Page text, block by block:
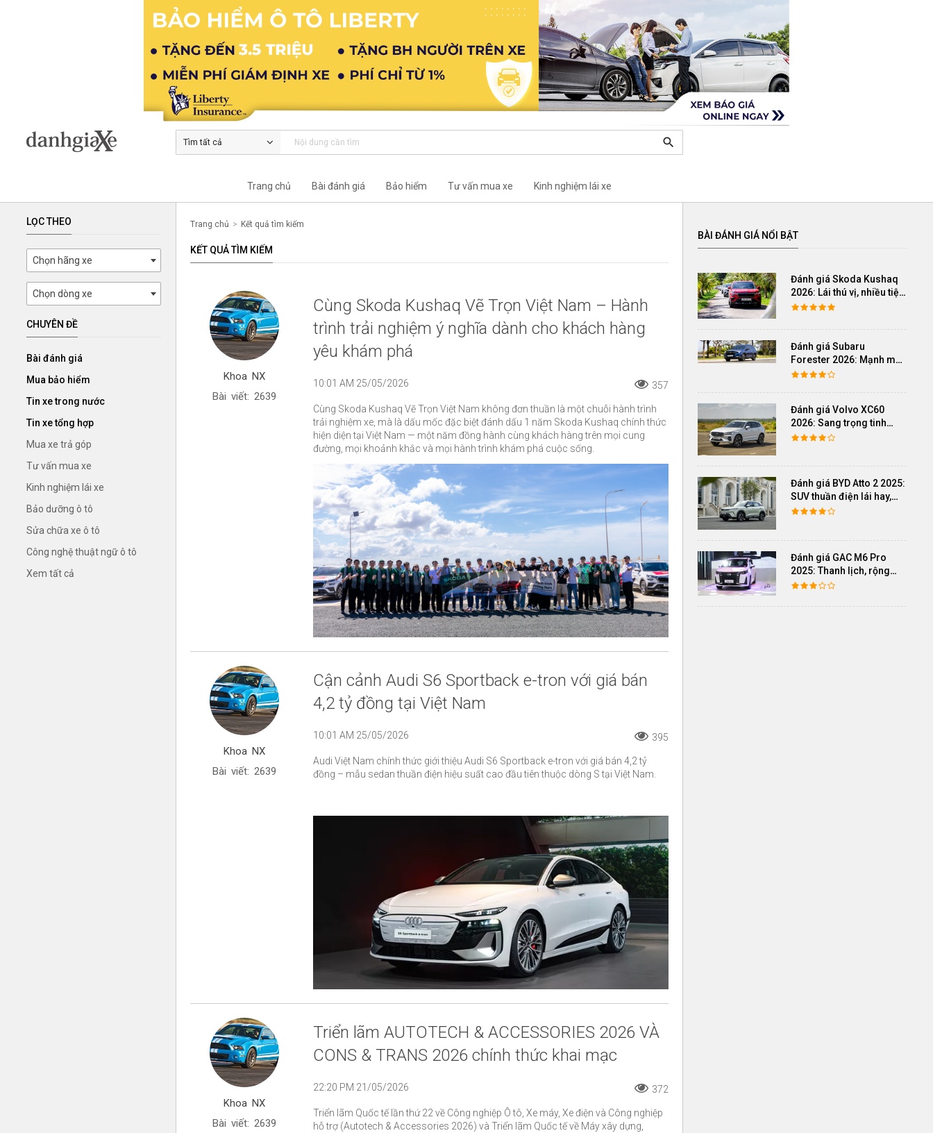
Tìm tất cả search
Trang chủ Bài đánh giá Bảo hiểm Tư vấn mua xe Kinh nghiệm lái xe
LỌC THEO
Chọn hãng xe
Chọn dòng xe
CHUYÊN ĐỀ
Bài đánh giá
Mua bảo hiểm
Tin xe trong nước
Tin xe tổng hợp
Mua xe trả góp
Tư vấn mua xe
Kinh nghiệm lái xe
Bảo dưỡng ô tô
Sửa chữa xe ô tô
Công nghệ thuật ngữ ô tô
Xem tất cả
Trang chủ Kết quả tìm kiếm
KẾT QUẢ TÌM KIẾM
Khoa NX
Bài viết: 2639
Cùng Skoda Kushaq Vẽ Trọn Việt Nam – Hành
trình trải nghiệm ý nghĩa dành cho khách hàng
yêu khám phá
10:01 AM 25/05/2026 357
Cùng Skoda Kushaq Vẽ Trọn Việt Nam không đơn thuần là một chuỗi hành trình
trải nghiệm xe, mà là dấu mốc đặc biệt đánh dấu 1 năm Skoda Kushaq chính thức
hiện diện tại Việt Nam — một năm đồng hành cùng khách hàng trên mọi cung
đường, mọi khoảnh khắc và mọi hành trình khám phá cuộc sống.
Khoa NX
Bài viết: 2639
Cận cảnh Audi S6 Sportback e-tron với giá bán
4,2 tỷ đồng tại Việt Nam
10:01 AM 25/05/2026 395
Audi Việt Nam chính thức giới thiệu Audi S6 Sportback e-tron với giá bán 4,2 tỷ
đồng – mẫu sedan thuần điện hiệu suất cao đầu tiên thuộc dòng S tại Việt Nam.
Khoa NX
Bài viết: 2639
Triển lãm AUTOTECH & ACCESSORIES 2026 VÀ
CONS & TRANS 2026 chính thức khai mạc
22:20 PM 21/05/2026 372
Triển lãm Quốc tế lần thứ 22 về Công nghiệp Ô tô, Xe máy, Xe điện và Công nghiệp
hỗ trợ (Autotech & Accessories 2026) và Triển lãm Quốc tế về Máy xây dựng,
BÀI ĐÁNH GIÁ NỔI BẬT
Đánh giá Skoda Kushaq
2026: Lái thú vị, nhiều tiện
nghi, giá cạnh tranh
Đánh giá Subaru
Forester 2026: Mạnh mẽ,
êm ái đi cùng hệ thống
Đánh giá Volvo XC60
2026: Sang trọng tinh
giản, an toàn và đủ khác
Đánh giá BYD Atto 2 2025:
SUV thuần điện lái hay,
cách âm vượt trội
Đánh giá GAC M6 Pro
2025: Thanh lịch, rộng
rãi, đầy đủ tiện nghi, vận